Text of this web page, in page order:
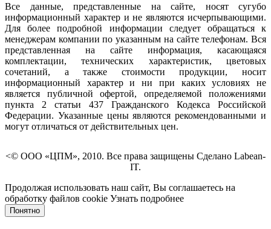
Все данные, представленные на сайте, носят сугубо
информационный характер и не являются исчерпывающими.
Для более подробной информации следует обращаться к
менеджерам компании по указанным на сайте телефонам. Вся
представленная на сайте информация, касающаяся
комплектации, технических характеристик, цветовых
сочетаний, а также стоимости продукции, носит
информационный характер и ни при каких условиях не
является публичной офертой, определяемой положениями
пункта 2 статьи 437 Гражданского Кодекса Российской
Федерации. Указанные цены являются рекомендованными и
могут отличаться от действительных цен.
<© ООО «ЦПМ», 2010. Все права защищены Сделано Labean-
IT.
Продолжая использовать наш сайт, Вы соглашаетесь на
обработку файлов cookie Узнать подробнее
Понятно